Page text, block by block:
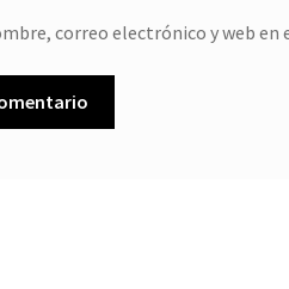
correo electrónico y web